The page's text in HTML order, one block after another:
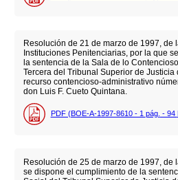
Resolución de 21 de marzo de 1997, de
Instituciones Penitenciarias, por la que
la sentencia de la Sala de lo
Tercera del Tribunal Superior de Justicia
recurso contencioso-administrativo
don Luis F. Cueto Quintana.
PDF (BOE-A-1997-8610 - 1 pág. - 94
Resolución de 25 de marzo de 1997, de
se dispone el cumplimiento de la